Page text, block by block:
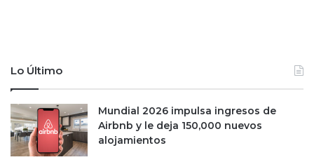
s
o
r
e
s
t
e
s
d
e
s
Lo Último
Mundial 2026 impulsa ingresos de
Airbnb y le deja 150,000 nuevos
alojamientos